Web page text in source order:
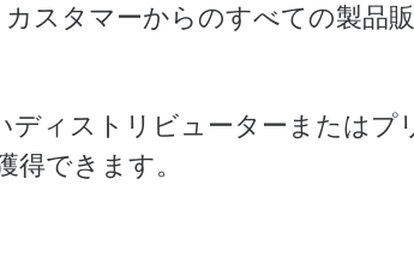
スタマーからのすべての製品
ィストリビューターまたはプ
できます。